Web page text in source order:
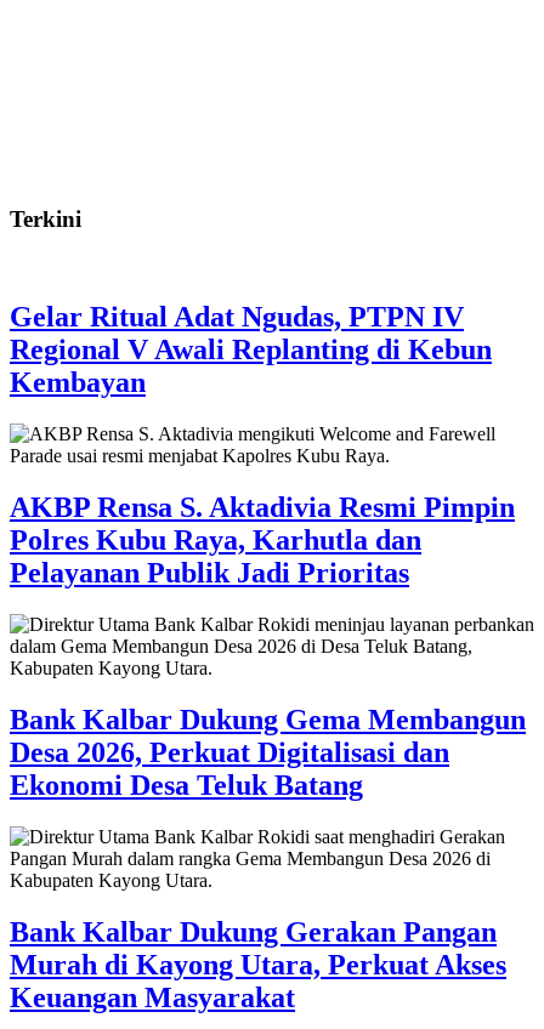
Terkini
Gelar Ritual Adat Ngudas, PTPN IV
Regional V Awali Replanting di Kebun
Kembayan
AKBP Rensa S. Aktadivia Resmi Pimpin
Polres Kubu Raya, Karhutla dan
Pelayanan Publik Jadi Prioritas
Bank Kalbar Dukung Gema Membangun
Desa 2026, Perkuat Digitalisasi dan
Ekonomi Desa Teluk Batang
Bank Kalbar Dukung Gerakan Pangan
Murah di Kayong Utara, Perkuat Akses
Keuangan Masyarakat